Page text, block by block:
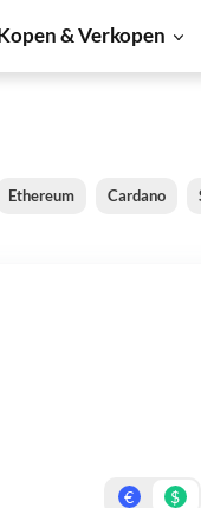
& Verkopen
Ethereum Cardano
€ $